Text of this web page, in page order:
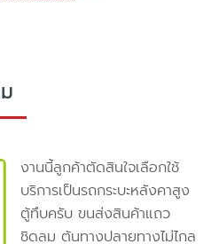
งานนี้ลูกค้าตัดสินใจเลือกใช้
บริการเป็นรถกระบะหลังคาสูง
ตู้ทึบครับ ขนส่งสินค้าแถว
ชิดลม ต้นทางปลายทางไม่ไกล